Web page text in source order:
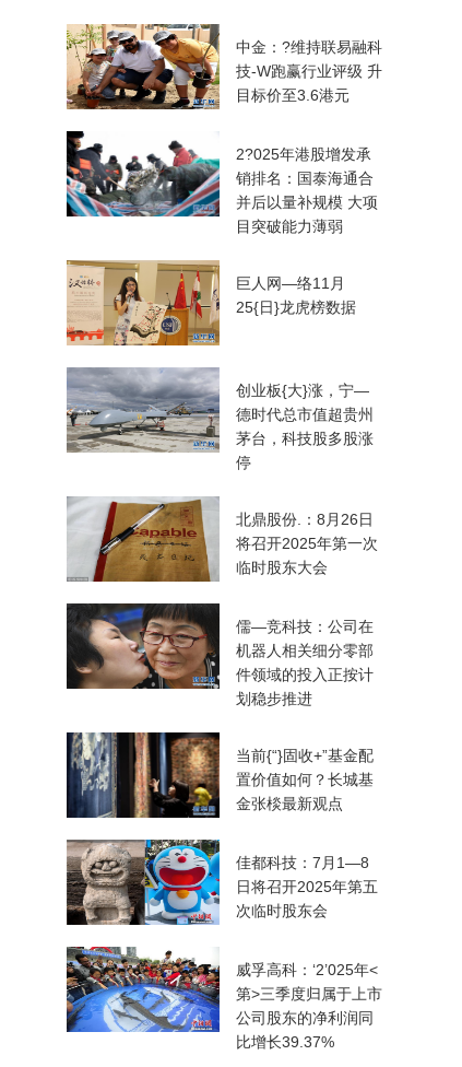
中金：?维持联易融科
技-W跑赢行业评级 升
目标价至3.6港元
2?025年港股增发承
销排名：国泰海通合
并后以量补规模 大项
目突破能力薄弱
巨人网—络11月
25{日}龙虎榜数据
创业板{大}涨，宁—
德时代总市值超贵州
茅台，科技股多股涨
停
北鼎股份.：8月26日
将召开2025年第一次
临时股东大会
儒—竞科技：公司在
机器人相关细分零部
件领域的投入正按计
划稳步推进
当前{“}固收+”基金配
置价值如何？长城基
金张棪最新观点
佳都科技：7月1—8
日将召开2025年第五
次临时股东会
威孚高科：‘2’025年<
第>三季度归属于上市
公司股东的净利润同
比增长39.37%